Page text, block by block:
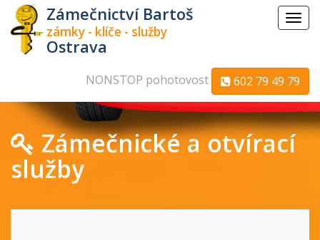
Menu
Zámečnictví Bartoš
zámky - klíče - služby
Ostrava
NONSTOP pohotovost 602 79 49 79
Zámečnické a otvírací
služby